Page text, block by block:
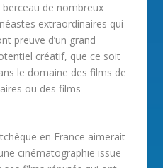
berceau de nombreux
extraordinaires qui
preuve d’un grand
créatif, que ce soit
le domaine des films de
ou des films
en France aimerait
cinématographie issue